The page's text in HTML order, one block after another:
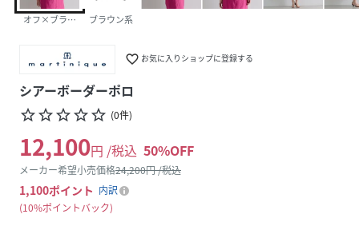
オフ×ブラック ブラウン系
favorite_border お気に入りショップに登録する
シアーボーダーポロ
star_borderstar_borderstar_borderstar_borderstar_border (0件)
12,100円 /税込 50%OFF
メーカー希望小売価格24,200円 /税込
1,100ポイント 内訳
10%ポイントバック